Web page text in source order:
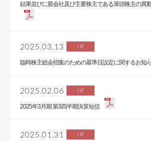
結果並びに親会社及び主要株主である筆頭株主の異
2025.03.13 IR
臨時株主総会招集のための基準日設定に関するお知
2025.02.06 IR
2025年3月期 第3四半期決算短信
2025.01.31 IR